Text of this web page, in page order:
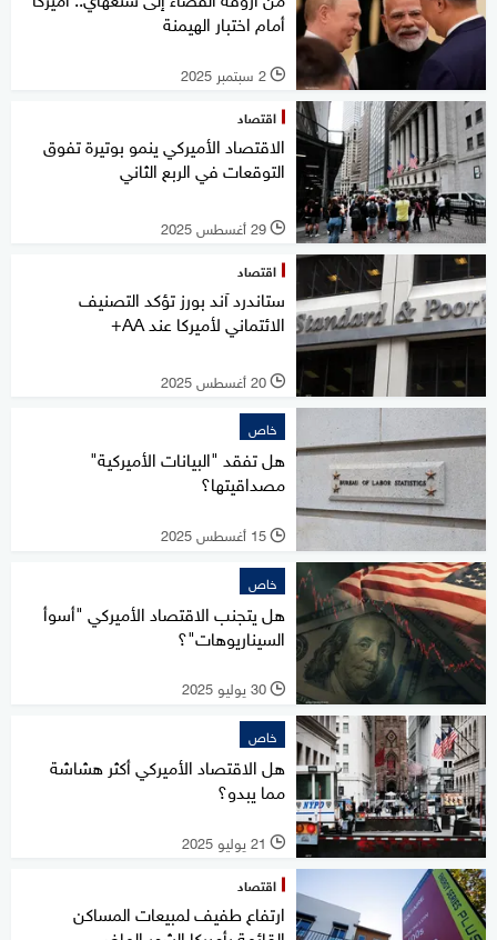
أمام اختبار الهيمنة
l 2 سبتمبر 2025
اقتصاد
الاقتصاد الأميركي ينمو بوتيرة تفوق
التوقعات في الربع الثاني
l 29 أغسطس 2025
اقتصاد
ستاندرد آند بورز تؤكد التصنيف
الائتماني لأميركا عند AA+
l 20 أغسطس 2025
خاص
هل تفقد "البيانات الأميركية"
مصداقيتها؟
l 15 أغسطس 2025
خاص
هل يتجنب الاقتصاد الأميركي "أسوأ
السيناريوهات"؟
l 30 يوليو 2025
خاص
هل الاقتصاد الأميركي أكثر هشاشة
مما يبدو؟
l 21 يوليو 2025
اقتصاد
ارتفاع طفيف لمبيعات المساكن